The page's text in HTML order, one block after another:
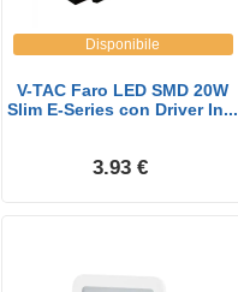
Disponibile
V-TAC Faro LED SMD 20W
Slim E-Series con Driver In...
3.93 €